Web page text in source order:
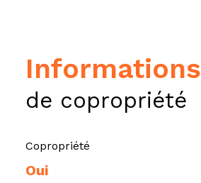
informations
de copropriété
Copropriété
Oui